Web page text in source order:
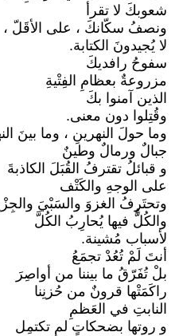
شعوبكَ لا تقرأ
ونصفُ سكّانكَ ، على الأقَلّ ،
لا يُجيدونَ الكتابة.
سفوحُ رافديكَ
مزروعةٌ بعظامِ الفِتْيةِ
الذين آمنوا بكَ
وقُتِلوا دون معنى.
وما حولَ النهرينِ ، وما بينَ
جبالٌ ورمالٌ وطينٌ
و قبائلُ تقترفُ القُبَلَ الكاذبةَ
على الوجهِ والكَتْف
وتحتَرِفُ الغزوَ والسَبْيَ
والكُلُّ فيها يُحارِبُ الكُلَّ
لأسباب مُشينة.
أنتَ لَمْ تُعُدْ تجمَعُ
بلْ تُفَرّقُ ما بيننا من أواصِرَ
راكَمَتْها قرونٌ من حُزنِنا
النابتِ في العَظمِ
و روتها بضحكاتٍ لم تكتمِل